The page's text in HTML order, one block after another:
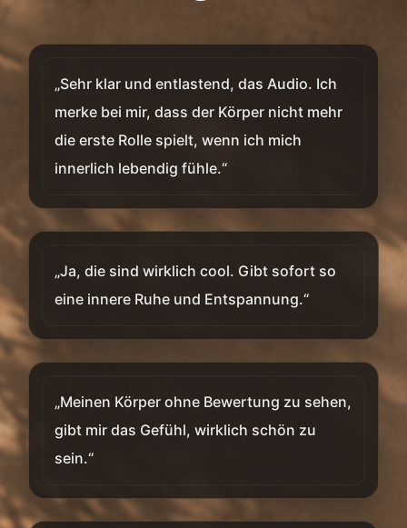
„Sehr klar und entlastend, das Audio. Ich
merke bei mir, dass der Körper nicht mehr
die erste Rolle spielt, wenn ich mich
innerlich lebendig fühle.“
„Ja, die sind wirklich cool. Gibt sofort so
eine innere Ruhe und Entspannung.“
„Meinen Körper ohne Bewertung zu sehen,
gibt mir das Gefühl, wirklich schön zu
sein.“